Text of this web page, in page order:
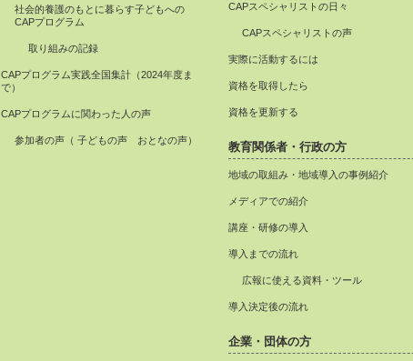
社会的養護のもとに暮らす子どもへの
CAPプログラム
取り組みの記録
CAPプログラム実践全国集計（2024年度ま
で）
CAPプログラムに関わった人の声
参加者の声（ 子どもの声 おとなの声）
CAPスペシャリストの日々
CAPスペシャリストの声
実際に活動するには
資格を取得したら
資格を更新する
教育関係者・行政の方
地域の取組み・地域導入の事例紹介
メディアでの紹介
講座・研修の導入
導入までの流れ
広報に使える資料・ツール
導入決定後の流れ
企業・団体の方